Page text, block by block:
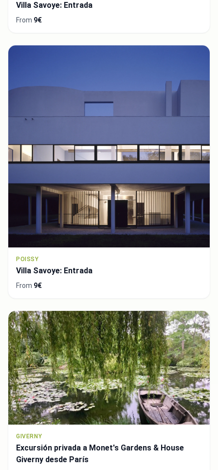
Villa Savoye: Entrada
From 9€
POISSY
Villa Savoye: Entrada
From 9€
GIVERNY
Excursión privada a Monet's Gardens & House
Giverny desde París